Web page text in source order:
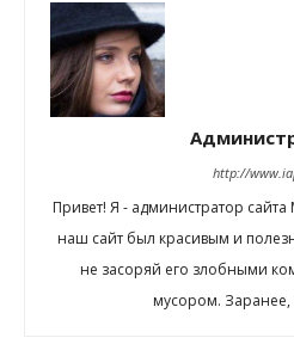
http://
Привет! Я - администратор
наш сайт был красивым и
не засоряй его злобными
мусором. Заранее,